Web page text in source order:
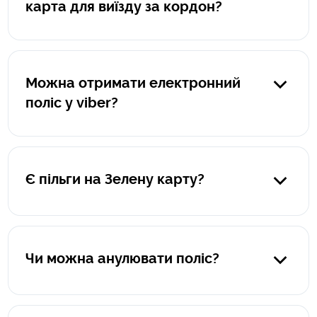
карта для виїзду за кордон?
Можна отримати електронний
поліс у viber?
електроний поліс в pdf-форматі, а також памʼятку "Що
Є пільги на Зелену карту?
кордон не передбачено.
Чи можна анулювати поліс?
оформленні на термін від 2 місяців до 1 року. Поліси, що